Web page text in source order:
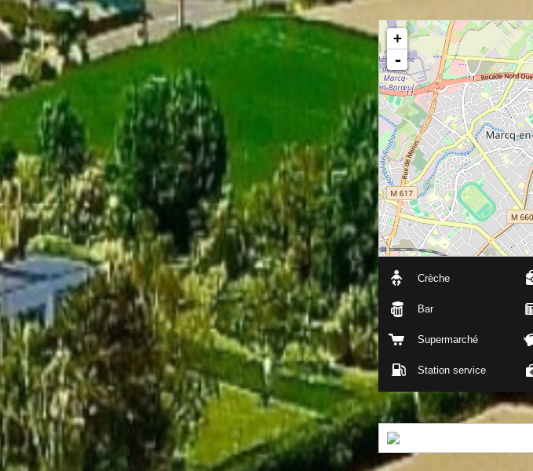
+
-
Crèche
Bar
Supermarché
Station service